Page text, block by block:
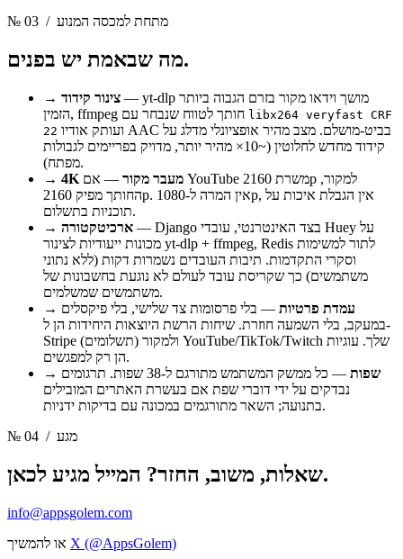
№ 03
/ מתחת למכסה המנוע
מה שבאמת יש בפנים.
→ צינור קידוד — yt-dlp מושך וידאו מקור בזרם הגבוה ביותר
libx264 veryfast CRF
22
קידוד מחדש לחלוטין (~10× מהיר יותר, מדויק בפריימים לגבולות
מפתח).
→
4K מעבר מקור — אם YouTube משרת 2160p למקור,
החותך מפיק 2160p. אין המרה ל-1080p, אין הגבלת איכות על
תוכניות בתשלום.
→ ארכיטקטורה — Django בצד האינטרנטי, עובדי Huey על
מכונות ייעודיות לצינור yt-dlp + ffmpeg, Redis לתור למשימות
וסקרי התקדמות. תיבות העובדים נשמרות דקות (ללא נתוני
משתמשים) כך שקריסת עובד לעולם לא נוגעת בחשבונות של
משתמשים שמשלמים.
→
עמדת פרטיות — בלי פרסומות צד שלישי, בלי פיקסלים
במעקב, בלי השמעה חוזרת. שיחות הרשת היוצאות היחידות הן ל-
Stripe (תשלומים) ולמקור YouTube/TikTok/Twitch שלך. עוגיות
הן רק למפגשים.
→
שפות
— כל ממשק המשתמש מתורגם ל-38 שפות. תרגומים
נבדקים על ידי דוברי שפת אם בעשרת האתרים המובילים
בתנועה; השאר מתורגמים במכונה עם בדיקות ידניות.
№ 04
/ מגע
שאלות, משוב, החזר? המייל מגיע לכאן.
info@appsgolem.com
X (@AppsGolem)